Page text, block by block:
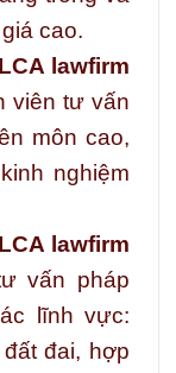
cao.
lawfirm
viên tư vấn
môn cao,
nghiệm
lawfirm
vấn pháp
lĩnh vực:
đai, hợp